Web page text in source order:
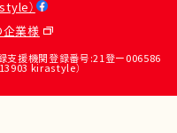
）
業様
支援機関登録番号:21登ー006586
kirastyle）